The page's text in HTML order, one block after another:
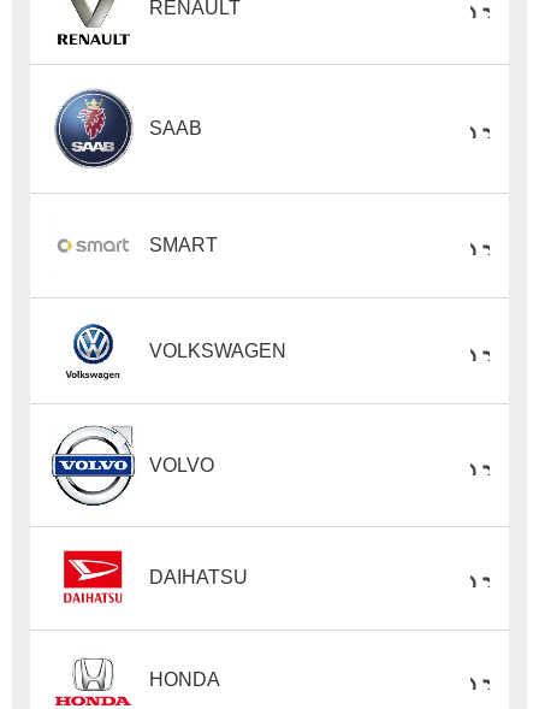
RENAULT
SAAB
SMART
VOLKSWAGEN
VOLVO
DAIHATSU
HONDA